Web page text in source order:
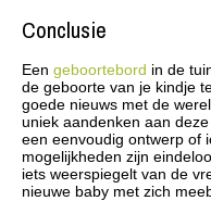
Conclusie
Een geboortebord in de
de geboorte van je kindje
goede nieuws met de
uniek aandenken aan
een eenvoudig ontwerp of
mogelijkheden zijn
iets weerspiegelt van de
nieuwe baby met zich